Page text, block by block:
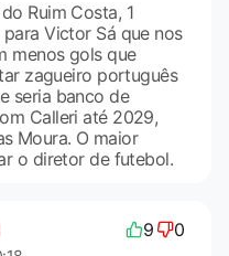
Ruim Costa, 1
Victor Sá que nos
menos gols que
zagueiro português
seria banco de
Calleri até 2029,
Moura. O maior
o diretor de futebol.
9 0